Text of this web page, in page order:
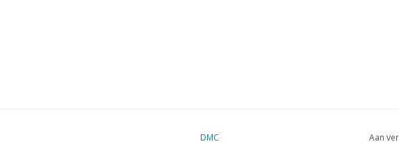
DMC Aan